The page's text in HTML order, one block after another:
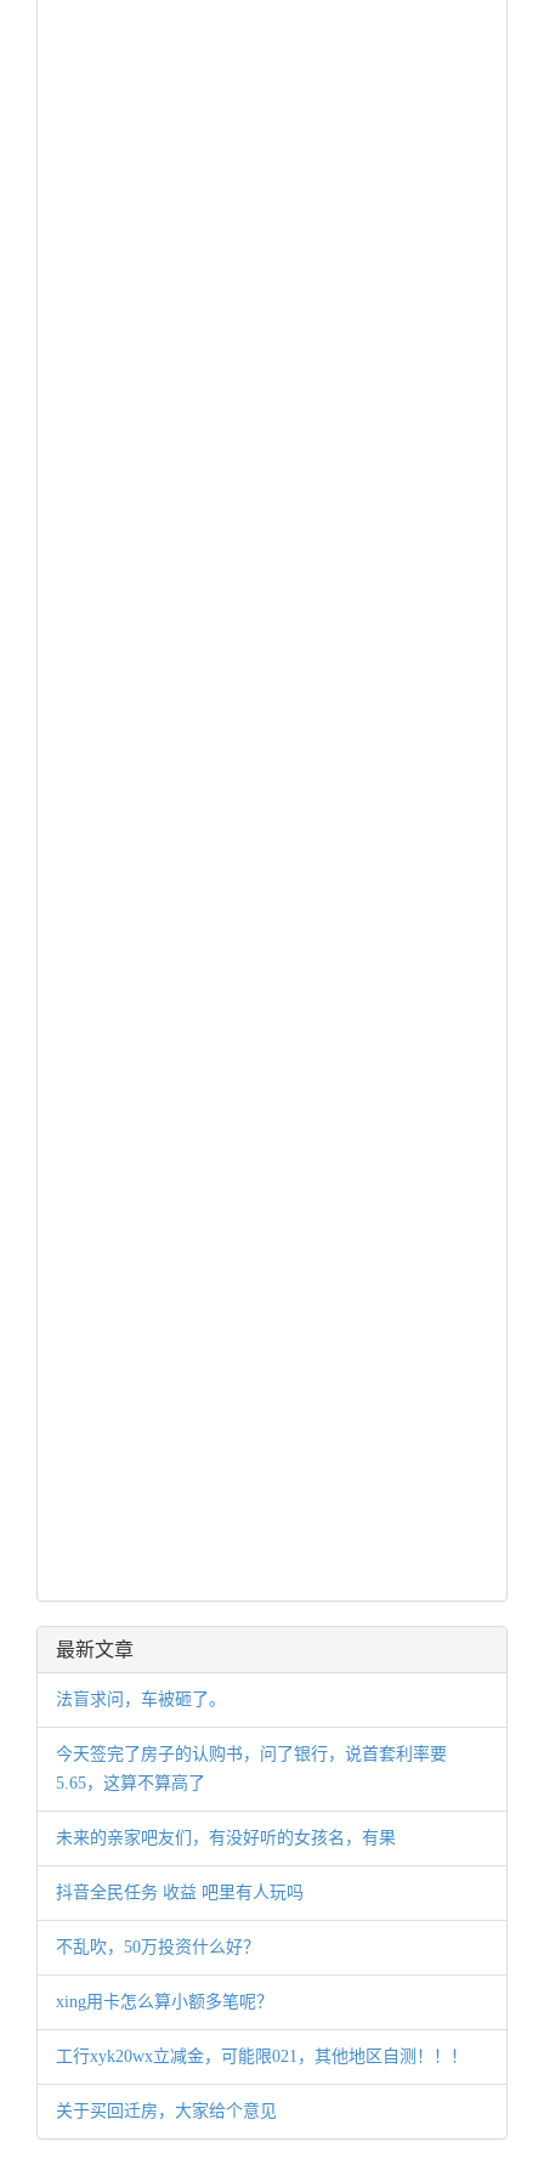
最新文章
法盲求问，车被砸了。
今天签完了房子的认购书，问了银行，说首套利率要
5.65，这算不算高了
未来的亲家吧友们，有没好听的女孩名，有果
抖音全民任务 收益 吧里有人玩吗
不乱吹，50万投资什么好？
xing用卡怎么算小额多笔呢？
工行xyk20wx立减金，可能限021，其他地区自测！！！
关于买回迁房，大家给个意见